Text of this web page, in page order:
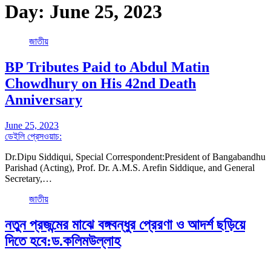
Day: June 25, 2023
জাতীয়
BP Tributes Paid to Abdul Matin
Chowdhury on His 42nd Death
Anniversary
June 25, 2023
ডেইলি প্রেসওয়াচ:
Dr.Dipu Siddiqui, Special Correspondent:President of Bangabandhu
Parishad (Acting), Prof. Dr. A.M.S. Arefin Siddique, and General
Secretary,…
জাতীয়
নতুন প্রজন্মের মাঝে বঙ্গবন্ধুর প্রেরণা ও আদর্শ ছড়িয়ে
দিতে হবে:ড.কলিমউল্লাহ